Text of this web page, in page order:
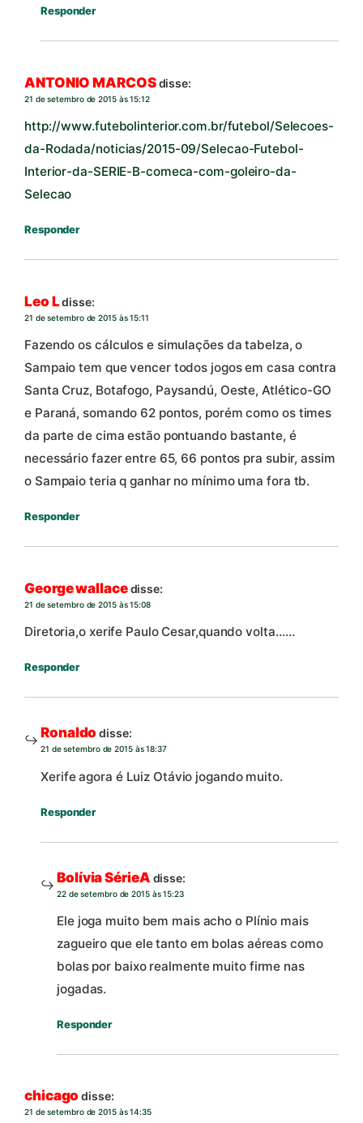
Responder
ANTONIO MARCOSdisse:
21 de setembro de 2015 às 15:12
http://www.futebolinterior.com.br/futebol/Selecoes-
da-Rodada/noticias/2015-09/Selecao-Futebol-
Interior-da-SERIE-B-comeca-com-goleiro-da-
Selecao
Responder
Leo Ldisse:
21 de setembro de 2015 às 15:11
Fazendo os cálculos e simulações da tabelza, o
Sampaio tem que vencer todos jogos em casa contra
Santa Cruz, Botafogo, Paysandú, Oeste, Atlético-GO
e Paraná, somando 62 pontos, porém como os times
da parte de cima estão pontuando bastante, é
necessário fazer entre 65, 66 pontos pra subir, assim
o Sampaio teria q ganhar no mínimo uma fora tb.
Responder
George wallacedisse:
21 de setembro de 2015 às 15:08
Diretoria,o xerife Paulo Cesar,quando volta……
Responder
Ronaldo disse:
21 de setembro de 2015 às 18:37
Xerife agora é Luiz Otávio jogando muito.
Responder
Bolívia SérieA disse:
22 de setembro de 2015 às 15:23
Ele joga muito bem mais acho o Plínio mais
zagueiro que ele tanto em bolas aéreas como
bolas por baixo realmente muito firme nas
jogadas.
Responder
chicago disse:
21 de setembro de 2015 às 14:35